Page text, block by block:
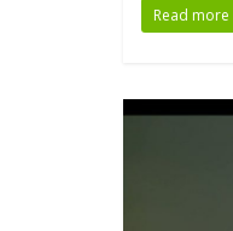
Read more